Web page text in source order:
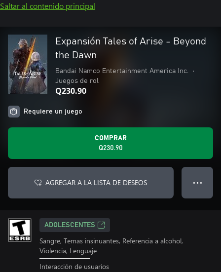
Saltar al contenido principal
Expansión Tales of Arise - Beyond
the Dawn
Bandai Namco Entertainment America Inc.
•
Juegos de rol
Q230.90
Requiere un juego
COMPRAR
Q230.90
AGREGAR A LA LISTA DE DESEOS ● ● ●
ADOLESCENTES
Sangre, Temas insinuantes, Referencia a alcohol,
Violencia, Lenguaje
Interacción de usuarios